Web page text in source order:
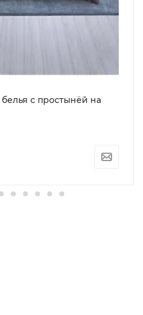
с простынёй на